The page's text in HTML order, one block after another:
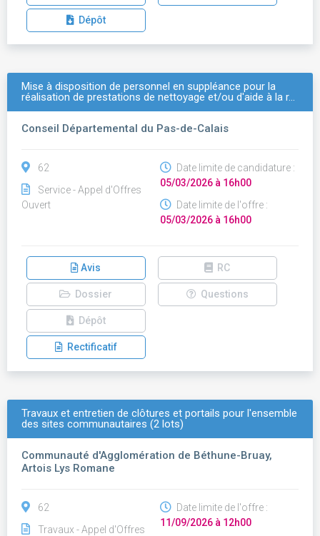
Dépôt
Mise à disposition de personnel en suppléance pour la
réalisation de prestations de nettoyage et/ou d'aide à la r…
Conseil Départemental du Pas-de-Calais
62
Service - Appel d'Offres
Ouvert
Date limite de candidature :
05/03/2026 à 16h00
Date limite de l'offre :
05/03/2026 à 16h00
Avis RC
Dossier Questions
Dépôt
Rectificatif
Travaux et entretien de clôtures et portails pour l'ensemble
des sites communautaires (2 lots)
Communauté d'Agglomération de Béthune-Bruay,
Artois Lys Romane
62
Travaux - Appel d'Offres
Date limite de l'offre :
11/09/2026 à 12h00